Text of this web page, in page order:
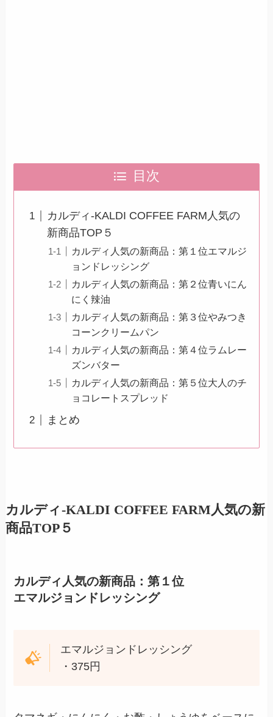
目次
カルディ-KALDI COFFEE FARM人気の
新商品TOP５
カルディ人気の新商品：第１位エマルジ
ョンドレッシング
カルディ人気の新商品：第２位青いにん
にく辣油
カルディ人気の新商品：第３位やみつき
コーンクリームパン
カルディ人気の新商品：第４位ラムレー
ズンバター
カルディ人気の新商品：第５位大人のチ
ョコレートスプレッド
まとめ
カルディ-KALDI COFFEE FARM人気の新
商品TOP５
カルディ人気の新商品：第１位
エマルジョンドレッシング
エマルジョンドレッシング
・375円